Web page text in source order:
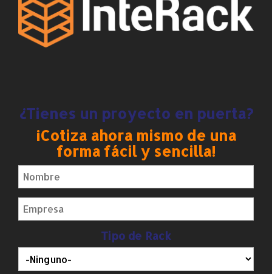
¿Tienes un proyecto en puerta?
¡Cotiza ahora mismo de una
forma fácil y sencilla!
Tipo de Rack